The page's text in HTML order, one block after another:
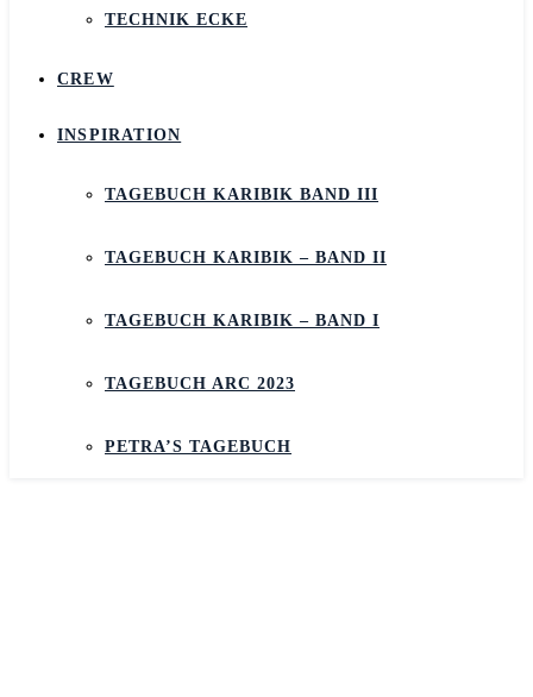
TECHNIK ECKE
CREW
INSPIRATION
TAGEBUCH KARIBIK BAND III
TAGEBUCH KARIBIK – BAND II
TAGEBUCH KARIBIK – BAND I
TAGEBUCH ARC 2023
PETRA’S TAGEBUCH